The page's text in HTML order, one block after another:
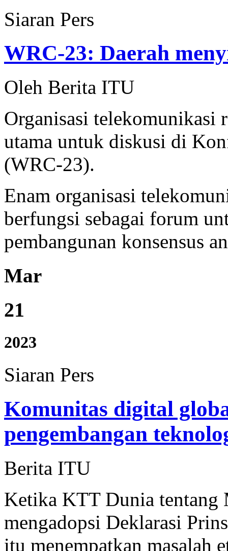
Siaran Pers
WRC-23: Daerah
Oleh Berita ITU
Organisasi
utama untuk diskusi di
(WRC-23).
Enam organisasi
berfungsi sebagai forum
pembangunan konsensus
Mar
21
2023
Siaran Pers
Komunitas digital
pengembangan
Berita ITU
Ketika KTT Dunia tentang
mengadopsi Deklarasi
itu menempatkan masalah